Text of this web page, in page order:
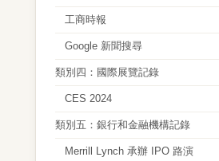
工商時報
Google 新聞搜尋
類別四：國際展覽記錄
CES 2024
類別五：銀行和金融機構記錄
Merrill Lynch 承辦 IPO 路演